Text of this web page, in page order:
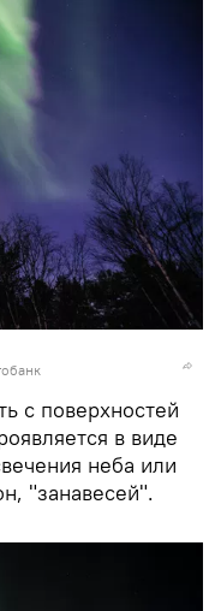
с поверхностей
в виде
неба или
"занавесей".